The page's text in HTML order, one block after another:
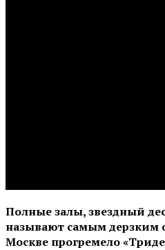
Полные залы, звездный
называют самым дерзким
Москве прогремело